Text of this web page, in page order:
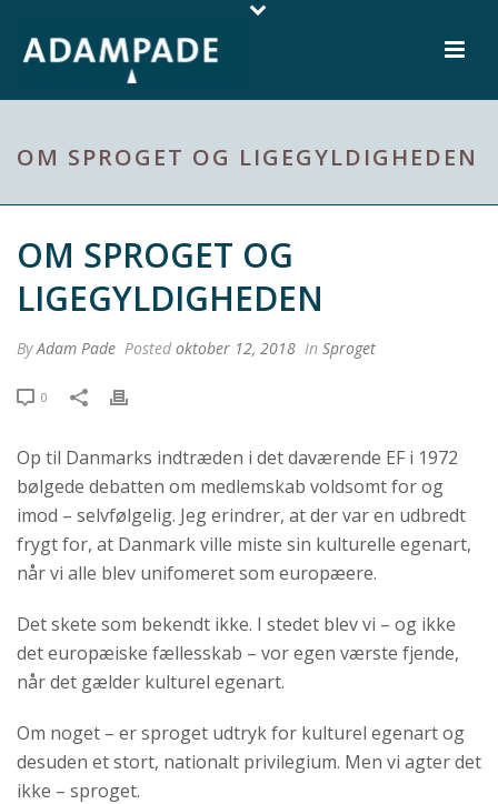
OM SPROGET OG LIGEGYLDIGHEDEN
OM SPROGET OG
LIGEGYLDIGHEDEN
ByAdam Pade Posted oktober 12, 2018 In Sproget
0
Op til Danmarks indtræden i det daværende EF i 1972
bølgede debatten om medlemskab voldsomt for og
imod – selvfølgelig. Jeg erindrer, at der var en udbredt
frygt for, at Danmark ville miste sin kulturelle egenart,
når vi alle blev unifomeret som europæere.
Det skete som bekendt ikke. I stedet blev vi – og ikke
det europæiske fællesskab – vor egen værste fjende,
når det gælder kulturel egenart.
Om noget – er sproget udtryk for kulturel egenart og
desuden et stort, nationalt privilegium. Men vi agter det
ikke – sproget.